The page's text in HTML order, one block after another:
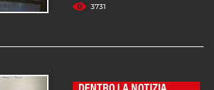
3731